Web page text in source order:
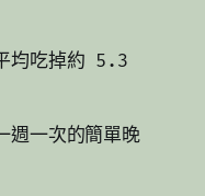
均吃掉約 5.3
週一次的簡單晚